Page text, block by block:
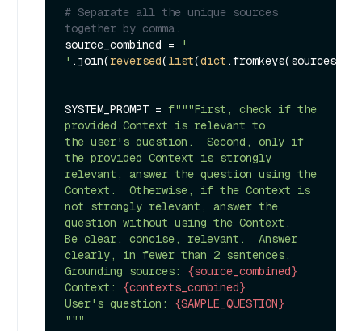
# Separate all the unique sources
together by comma.
source_combined =
'
' .join(reversed(list(dict .fromkeys(sources))))
SYSTEM_PROMPT = f"""First, check if the
provided Context is relevant to
the user's question.  Second, only if
the provided Context is strongly
relevant, answer the question using the
Context.  Otherwise, if the Context is
not strongly relevant, answer the
question without using the Context.
Be clear, concise, relevant.  Answer
clearly, in fewer than 2 sentences.
Grounding sources: {source_combined}
Context: {contexts_combined}
User's question: {SAMPLE_QUESTION}
"""